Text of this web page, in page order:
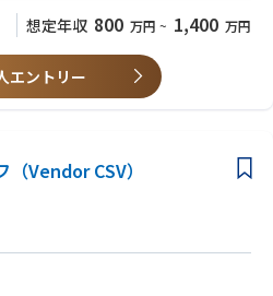
用による業務効率改善の経験
想定年収 800 万円 ~ 1,400 万円
エントリー
Vendor CSV）